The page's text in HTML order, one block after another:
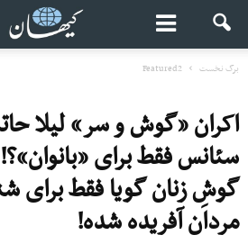
برگ نخست Featured2
اکران «گوش و سر» لیلا
سئانس فقط برای «بانوان»؟!
گوشِ زنان گویا فقط برای
مردان آفریده شده!